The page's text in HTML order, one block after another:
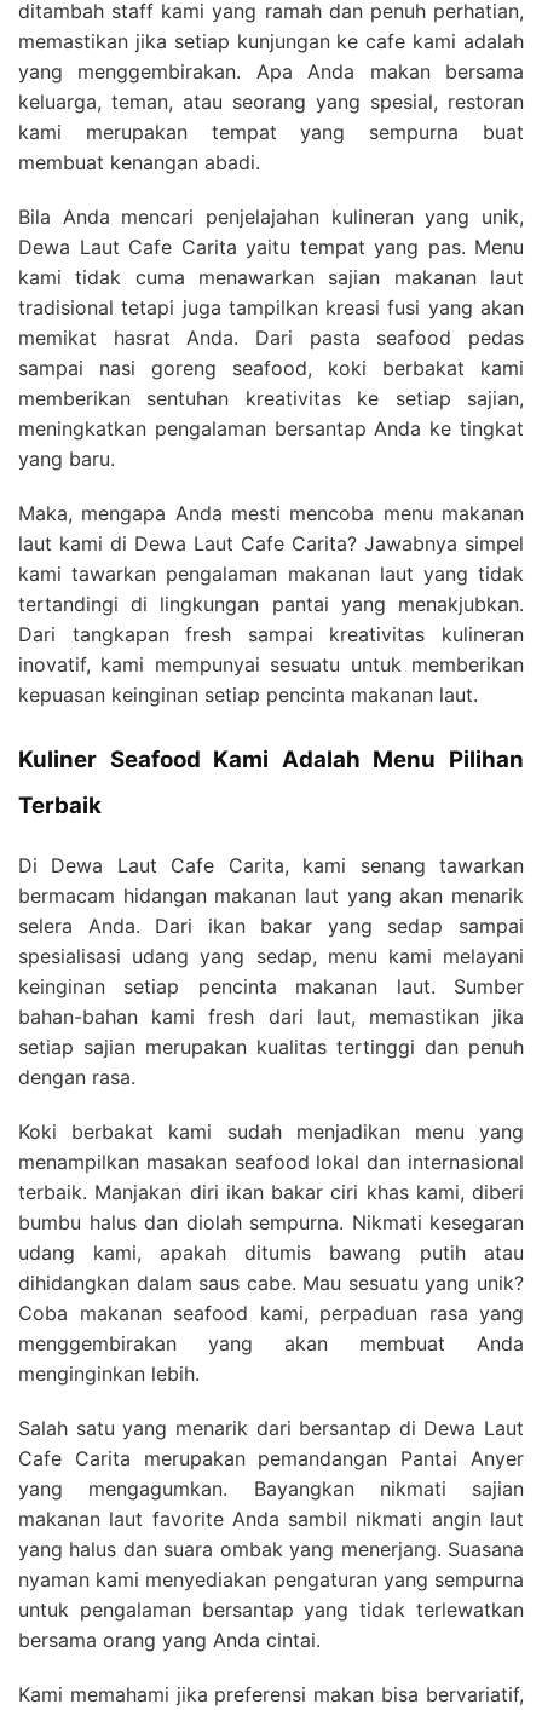
ditambah staff kami yang ramah dan penuh perhatian,
memastikan jika setiap kunjungan ke cafe kami adalah
yang menggembirakan. Apa Anda makan bersama
keluarga, teman, atau seorang yang spesial, restoran
kami merupakan tempat yang sempurna buat
membuat kenangan abadi.
Bila Anda mencari penjelajahan kulineran yang unik,
Dewa Laut Cafe Carita yaitu tempat yang pas. Menu
kami tidak cuma menawarkan sajian makanan laut
tradisional tetapi juga tampilkan kreasi fusi yang akan
memikat hasrat Anda. Dari pasta seafood pedas
sampai nasi goreng seafood, koki berbakat kami
memberikan sentuhan kreativitas ke setiap sajian,
meningkatkan pengalaman bersantap Anda ke tingkat
yang baru.
Maka, mengapa Anda mesti mencoba menu makanan
laut kami di Dewa Laut Cafe Carita? Jawabnya simpel
kami tawarkan pengalaman makanan laut yang tidak
tertandingi di lingkungan pantai yang menakjubkan.
Dari tangkapan fresh sampai kreativitas kulineran
inovatif, kami mempunyai sesuatu untuk memberikan
kepuasan keinginan setiap pencinta makanan laut.
Kuliner Seafood Kami Adalah Menu Pilihan
Terbaik
Di Dewa Laut Cafe Carita, kami senang tawarkan
bermacam hidangan makanan laut yang akan menarik
selera Anda. Dari ikan bakar yang sedap sampai
spesialisasi udang yang sedap, menu kami melayani
keinginan setiap pencinta makanan laut. Sumber
bahan-bahan kami fresh dari laut, memastikan jika
setiap sajian merupakan kualitas tertinggi dan penuh
dengan rasa.
Koki berbakat kami sudah menjadikan menu yang
menampilkan masakan seafood lokal dan internasional
terbaik. Manjakan diri ikan bakar ciri khas kami, diberi
bumbu halus dan diolah sempurna. Nikmati kesegaran
udang kami, apakah ditumis bawang putih atau
dihidangkan dalam saus cabe. Mau sesuatu yang unik?
Coba makanan seafood kami, perpaduan rasa yang
menggembirakan yang akan membuat Anda
menginginkan lebih.
Salah satu yang menarik dari bersantap di Dewa Laut
Cafe Carita merupakan pemandangan Pantai Anyer
yang mengagumkan. Bayangkan nikmati sajian
makanan laut favorite Anda sambil nikmati angin laut
yang halus dan suara ombak yang menerjang. Suasana
nyaman kami menyediakan pengaturan yang sempurna
untuk pengalaman bersantap yang tidak terlewatkan
bersama orang yang Anda cintai.
Kami memahami jika preferensi makan bisa bervariatif,